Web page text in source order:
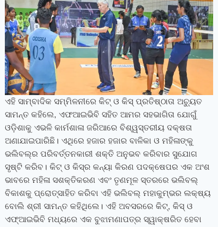
ଏହି ସାମ୍ବାଦିକ ସମ୍ମିଳନୀରେ କିଟ୍‍ ଓ କିସ୍‍ ପ୍ରତିଷ୍ଠାତା ଅଚ୍ୟୁତ
ସାମନ୍ତ କହିଲେ, ଏଫଆଇଭିବି ସହିତ ଆମର ସହଭାଗିତା ଯୋଗୁଁ
ଓଡ଼ିଶାକୁ ଏଭଳି କାର୍ମଶାଳା ଜରିଆରେ ବିଶ୍ୱସ୍ତରୀୟ ଦକ୍ଷତା
ଅଣାଯାଇପାରିଛି। ଏଥିରେ ହଜାର ହଜାର ବାଳିକା ଓ ମହିଳାଙ୍କୁ
ଭଲିବଲ୍‌ର ପରିବର୍ତ୍ତନକାରୀ ଶକ୍ତି ଅନୁଭବ କରିବାର ସୁଯୋଗ
ସୃଷ୍ଟି କରିବ। କିଟ୍‍ ଓ କିସ୍‍ର କନ୍ୟା କିରଣ ପଦକ୍ଷେପର ଏକ ଅଂଶ
ଭାବରେ ମହିଳା ସଶକ୍ତିକରଣ ଏବଂ ତୃଣମୂଳ ସ୍ତରରେ ଭଲିବଲ୍
ବିକାଶକୁ ପ୍ରୋତ୍ସାହିତ କରିବା ଏହି ଭଲିବଲ୍‍ ମହାକୁମ୍ଭର ଲକ୍ଷ୍ୟ
ବୋଲି ଶ୍ରୀ ସାମନ୍ତ କହିଥିଲେ। ଏହି ଅବସରରେ କିଟ୍‍, କିସ୍‍ ଓ
ଏଫ୍‍ଆଇଭିବି ମଧ୍ୟରେ ଏକ ବୁଝାମଣାପତ୍ର ସ୍ୱାକ୍ଷରିତ ହେବା